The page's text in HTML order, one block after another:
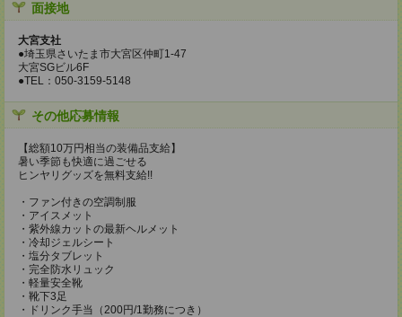
面接地
大宮支社
●埼玉県さいたま市大宮区仲町1-47
大宮SGビル6F
●TEL：050-3159-5148
その他応募情報
【総額10万円相当の装備品支給】
暑い季節も快適に過ごせる
ヒンヤリグッズを無料支給!!
・ファン付きの空調制服
・アイスメット
・紫外線カットの最新ヘルメット
・冷却ジェルシート
・塩分タブレット
・完全防水リュック
・軽量安全靴
・靴下3足
・ドリンク手当（200円/1勤務につき）